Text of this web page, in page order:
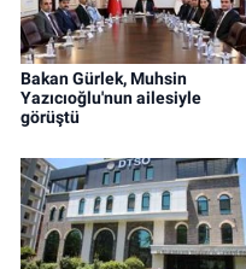
Bakan Gürlek, Muhsin
Yazıcıoğlu'nun ailesiyle
görüştü